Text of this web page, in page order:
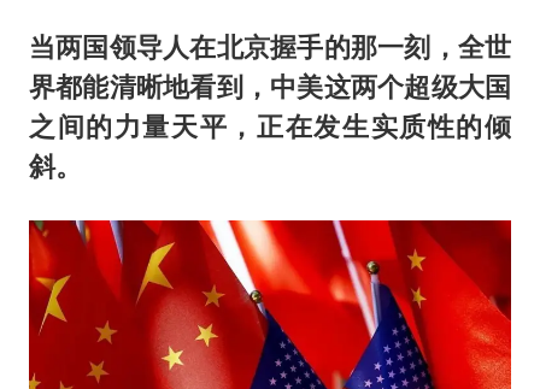
当两国领导人在北京握手的那一刻，全世
界都能清晰地看到，中美这两个超级大国
之间的力量天平，正在发生实质性的倾
斜。